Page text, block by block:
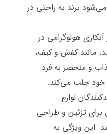
برند به راحتی در
آبکاری هولوگرامی در
مانند کفش و کیف،
و منحصر به فرد
خود جلب می‌کند.
لوازم
برای تزئین و طراحی
این ویژگی به